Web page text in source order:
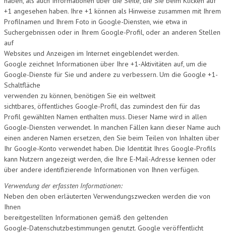
+1 angesehen haben. Ihre +1 können als Hinweise zusammen mit Ihrem
Profilnamen und Ihrem Foto in Google-Diensten, wie etwa in
Suchergebnissen oder in Ihrem Google-Profil, oder an anderen Stellen
auf
Websites und Anzeigen im Internet eingeblendet werden.
Google zeichnet Informationen über Ihre +1-Aktivitäten auf, um die
Google-Dienste für Sie und andere zu verbessern. Um die Google +1-
Schaltfläche
verwenden zu können, benötigen Sie ein weltweit
sichtbares, öffentliches Google-Profil, das zumindest den für das
Profil gewählten Namen enthalten muss. Dieser Name wird in allen
Google-Diensten verwendet. In manchen Fällen kann dieser Name auch
einen anderen Namen ersetzen, den Sie beim Teilen von Inhalten über
Ihr Google-Konto verwendet haben. Die Identität Ihres Google-Profils
kann Nutzern angezeigt werden, die Ihre E-Mail-Adresse kennen oder
über andere identifizierende Informationen von Ihnen verfügen.
Verwendung der erfassten Informationen:
Neben den oben erläuterten Verwendungszwecken werden die von
Ihnen
bereitgestellten Informationen gemäß den geltenden
Google-Datenschutzbestimmungen genutzt. Google veröffentlicht